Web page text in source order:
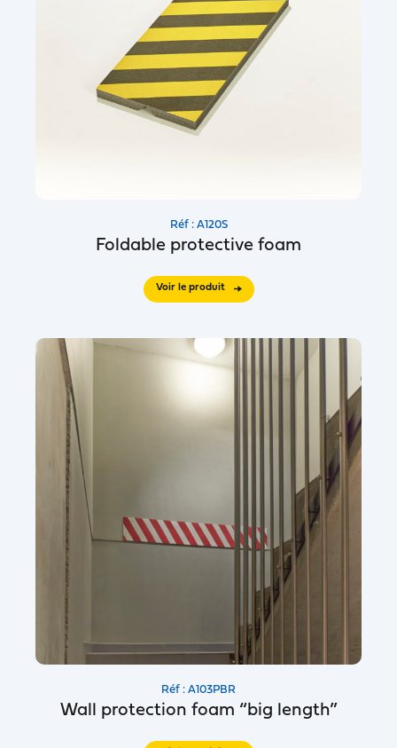
Réf : A120S
Foldable protective foam
Voir le produit
Réf : A103PBR
Wall protection foam “big length”